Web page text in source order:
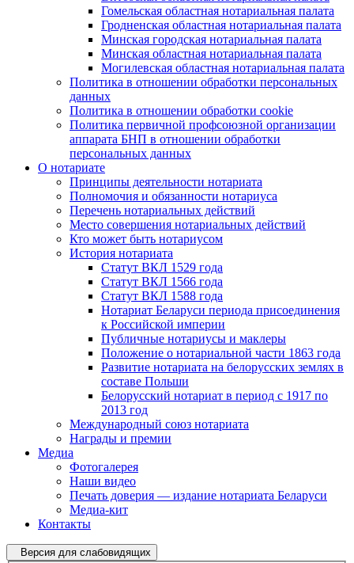
Гомельская областная нотариальная палата
Гродненская областная нотариальная палата
Минская городская нотариальная палата
Минская областная нотариальная палата
Могилевская областная нотариальная палата
Политика в отношении обработки персональных
данных
Политика в отношении обработки cookie
Политика первичной профсоюзной организации
аппарата БНП в отношении обработки
персональных данных
О нотариате
Принципы деятельности нотариата
Полномочия и обязанности нотариуса
Перечень нотариальных действий
Место совершения нотариальных действий
Кто может быть нотариусом
История нотариата
Статут ВКЛ 1529 года
Статут ВКЛ 1566 года
Статут ВКЛ 1588 года
Нотариат Беларуси периода присоединения
к Российской империи
Публичные нотариусы и маклеры
Положение о нотариальной части 1863 года
Развитие нотариата на белорусских землях в
составе Польши
Белорусский нотариат в период с 1917 по
2013 год
Международный союз нотариата
Награды и премии
Медиа
Фотогалерея
Наши видео
Печать доверия — издание нотариата Беларуси
Медиа-кит
Контакты
Версия для слабовидящих